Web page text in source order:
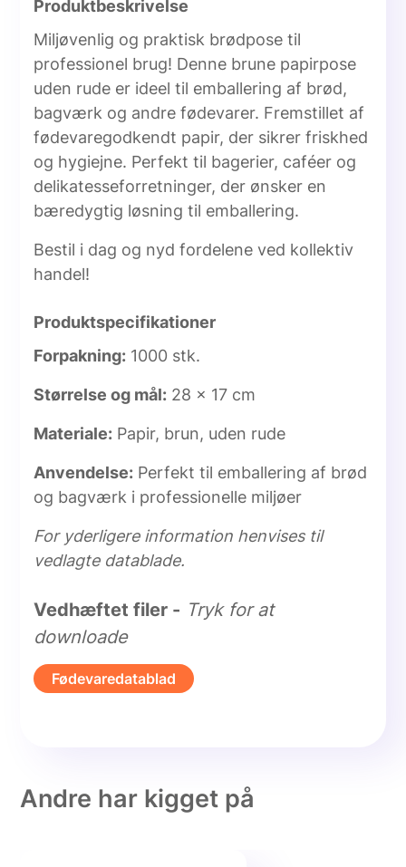
Produktbeskrivelse
Miljøvenlig og praktisk brødpose til
professionel brug! Denne brune papirpose
uden rude er ideel til emballering af brød,
bagværk og andre fødevarer. Fremstillet af
fødevaregodkendt papir, der sikrer friskhed
og hygiejne. Perfekt til bagerier, caféer og
delikatesseforretninger, der ønsker en
bæredygtig løsning til emballering.
Bestil i dag og nyd fordelene ved kollektiv
handel!
Produktspecifikationer
Forpakning: 1000 stk.
Størrelse og mål: 28 x 17 cm
Materiale: Papir, brun, uden rude
Anvendelse: Perfekt til emballering af brød
og bagværk i professionelle miljøer
For yderligere information henvises til
vedlagte datablade.
Vedhæftet filer - Tryk for at
downloade
Fødevaredatablad
Andre har kigget på